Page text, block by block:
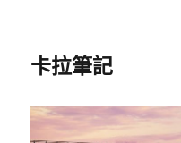
卡拉筆記